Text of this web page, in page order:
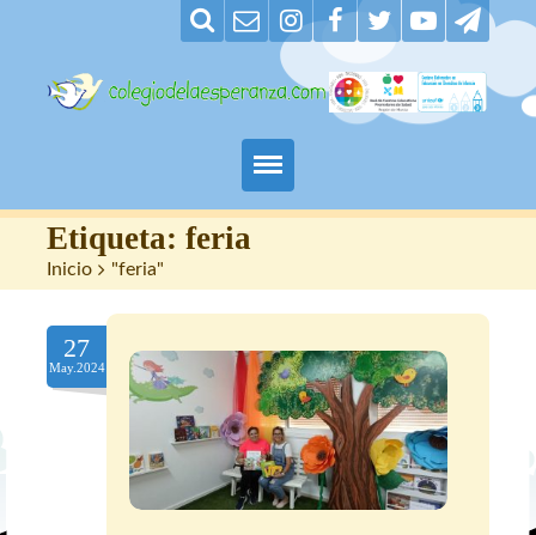
Padres
Alumnos
Maestros
Nuestro centro
Contacto
Etiqueta: feria
Inicio > "feria"
27
May.2024